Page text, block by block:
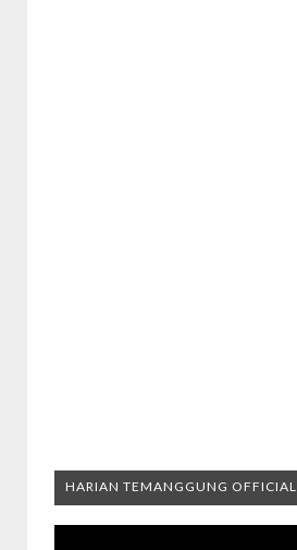
HARIAN TEMANGGUNG OFFICIAL